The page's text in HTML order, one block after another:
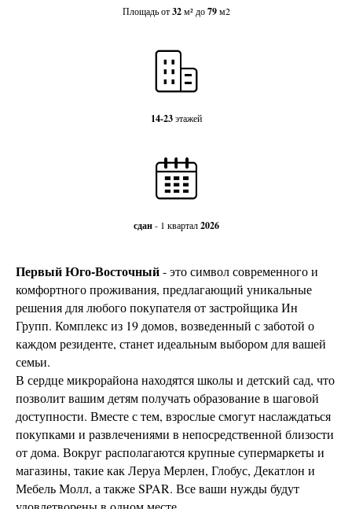
Площадь от32м² до79м2
14-23этажей
сдан- 1 квартал2026
Первый Юго-Восточный- это символ современного и
комфортного проживания, предлагающий уникальные
решения для любого покупателя от застройщика Ин
Групп. Комплекс из 19 домов, возведенный с заботой о
каждом резиденте, станет идеальным выбором для вашей
семьи.
В сердце микрорайона находятся школы и детский сад, что
позволит вашим детям получать образование в шаговой
доступности. Вместе с тем, взрослые смогут наслаждаться
покупками и развлечениями в непосредственной близости
от дома. Вокруг располагаются крупные супермаркеты и
магазины, такие как Леруа Мерлен, Глобус, Декатлон и
Мебель Молл, а также SPAR. Все ваши нужды будут